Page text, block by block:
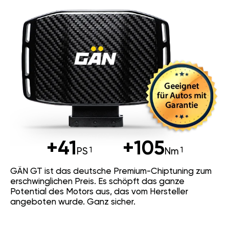
+41 PS +105Nm
GÄN GT ist das deutsche Premium-Chiptuning zum
erschwinglichen Preis. Es schöpft das ganze
Potential des Motors aus, das vom Hersteller
angeboten wurde. Ganz sicher.